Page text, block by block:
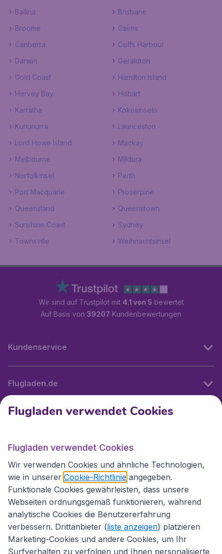
Ballina
Brisbane
Broome
Cairns
Canberra
Coffs Harbour
Darwin
Geraldton
Gold Coast
Hamilton Island
Hervey Bay
Hobart
Karratha
Kokosinseln
Kununurra
Launceston
Lord Howe Island
Mackay
Melbourne
Mildura
Norfolkinsel
Perth
Port Macquarie
Proserpine
Queensland
Queenstown
Sunshine Coast
Sydney
Townsville
Weihnachtsinsel
Wir sind auf Trustpilot mit 4.1 von 5 bewertet
Auf Basis von 39207 Kundenbewertungen
Kundenservice
Flugladen.de
Internationale Webseiten
Folgen Sie uns:
Flugladen verwendet Cookies
Flugladen verwendet Cookies
Wir verwenden Cookies und ähnliche Technologien,
wie in unserer Cookie-Richtlinie angegeben.
Funktionale Cookies gewährleisten, dass unsere
Webseiten ordnungsgemäß funktionieren, während
analytische Cookies die Benutzererfahrung
verbessern. Drittanbieter (liste anzeigen) platzieren
Marketing-Cookies und andere Cookies, um Ihr
Surfverhalten zu verfolgen und Ihnen personalisierte